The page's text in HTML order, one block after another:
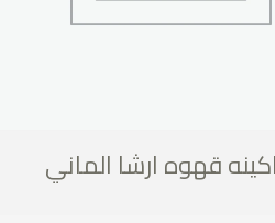
قهوه ارشا الماني